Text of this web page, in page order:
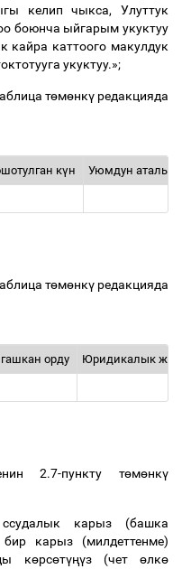
келип чыкса, Улуттук
боюнча ыйгарым укуктуу
кайра каттоого макулдук
укуктуу.»;
төмөнкүредакцияда
күн Уюмдун
төмөнкүредакцияда
орду Юридикалык
2.7-пункту төмөнкү
карыз (башка
карыз (милдеттенме)
көрсөтүңүз (четөлкө